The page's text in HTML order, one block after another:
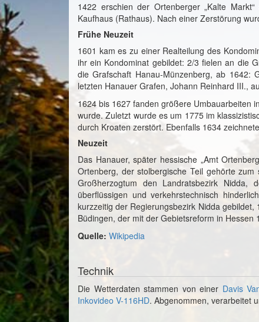
1422 erschien der Ortenberger „Kalte
Kaufhaus (Rathaus). Nach einer Zerstörung
Frühe Neuzeit
1601 kam es zu einer Realteilung des
ihr ein Kondominat gebildet: 2/3 fielen an die
die Grafschaft Hanau-Münzenberg, ab 1642:
letzten Hanauer Grafen, Johann Reinhard III.,
1624 bis 1627 fanden größere Umbauarbeiten
wurde. Zuletzt wurde es um 1775 im
durch Kroaten zerstört. Ebenfalls 1634
Neuzeit
Das Hanauer, später hessische „Amt
Ortenberg, der stolbergische Teil gehörte
Großherzogtum den Landratsbezirk
überflüssigen und verkehrstechnisch
kurzzeitig der Regierungsbezirk Nidda
Büdingen, der mit der Gebietsreform in Hessen
Quelle: Wikipedia
Technik
Die Wetterdaten stammen von einer Davis
Inkovideo V-116HD. Abgenommen, verarbeitet